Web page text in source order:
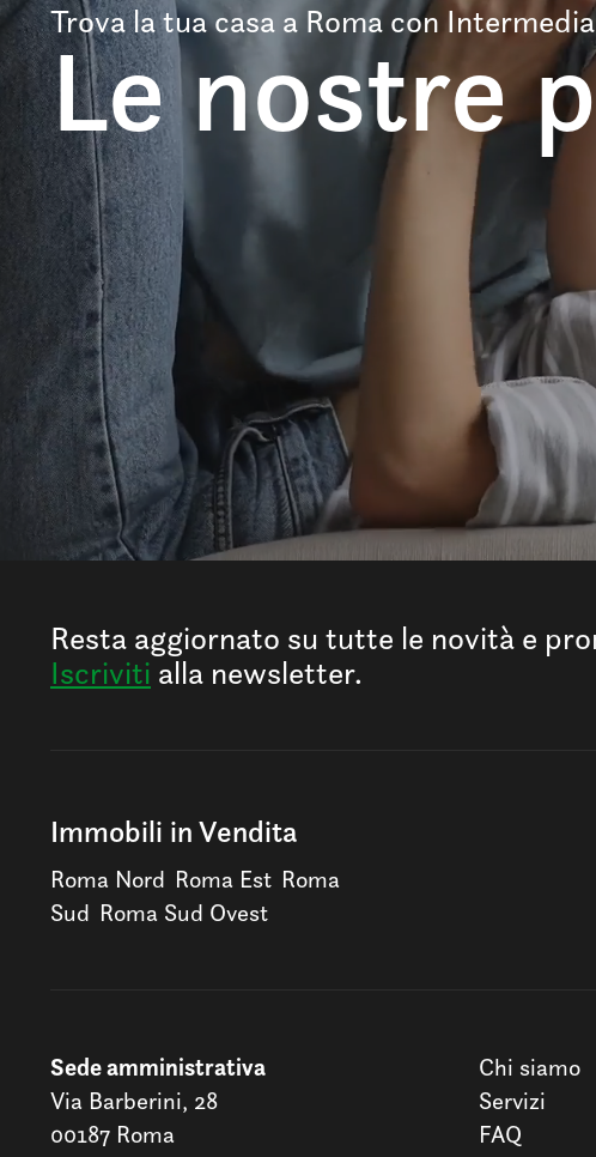
Trova la tua casa a Roma con
Le nostre
Resta aggiornato su tutte le novità e
Iscriviti alla newsletter.
Immobili in Vendita
Roma Nord Roma Est Roma
Sud Roma Sud Ovest
Sede amministrativa
Via Barberini, 28
00187 Roma
Chi siamo
Servizi
FAQ